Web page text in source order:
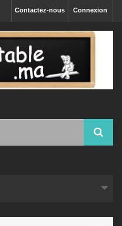
Connexion
Contactez-nous